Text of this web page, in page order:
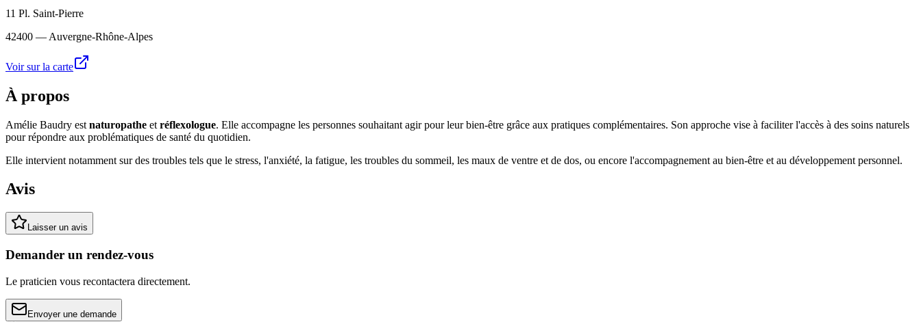
11 Pl. Saint-Pierre
42400 — Auvergne-Rhône-Alpes
Voir sur la carte
À propos
Amélie Baudry est naturopathe et réflexologue. Elle accompagne les personnes souhaitant agir pour leur bien-être grâce aux pratiques complémentaires. Son approche vise à faciliter l'accès à des soins naturels
pour répondre aux problématiques de santé du quotidien.
Elle intervient notamment sur des troubles tels que le stress, l'anxiété, la fatigue, les troubles du sommeil, les maux de ventre et de dos, ou encore l'accompagnement au bien-être et au développement personnel.
Avis
Laisser un avis
Demander un rendez-vous
Le praticien vous recontactera directement.
Envoyer une demande